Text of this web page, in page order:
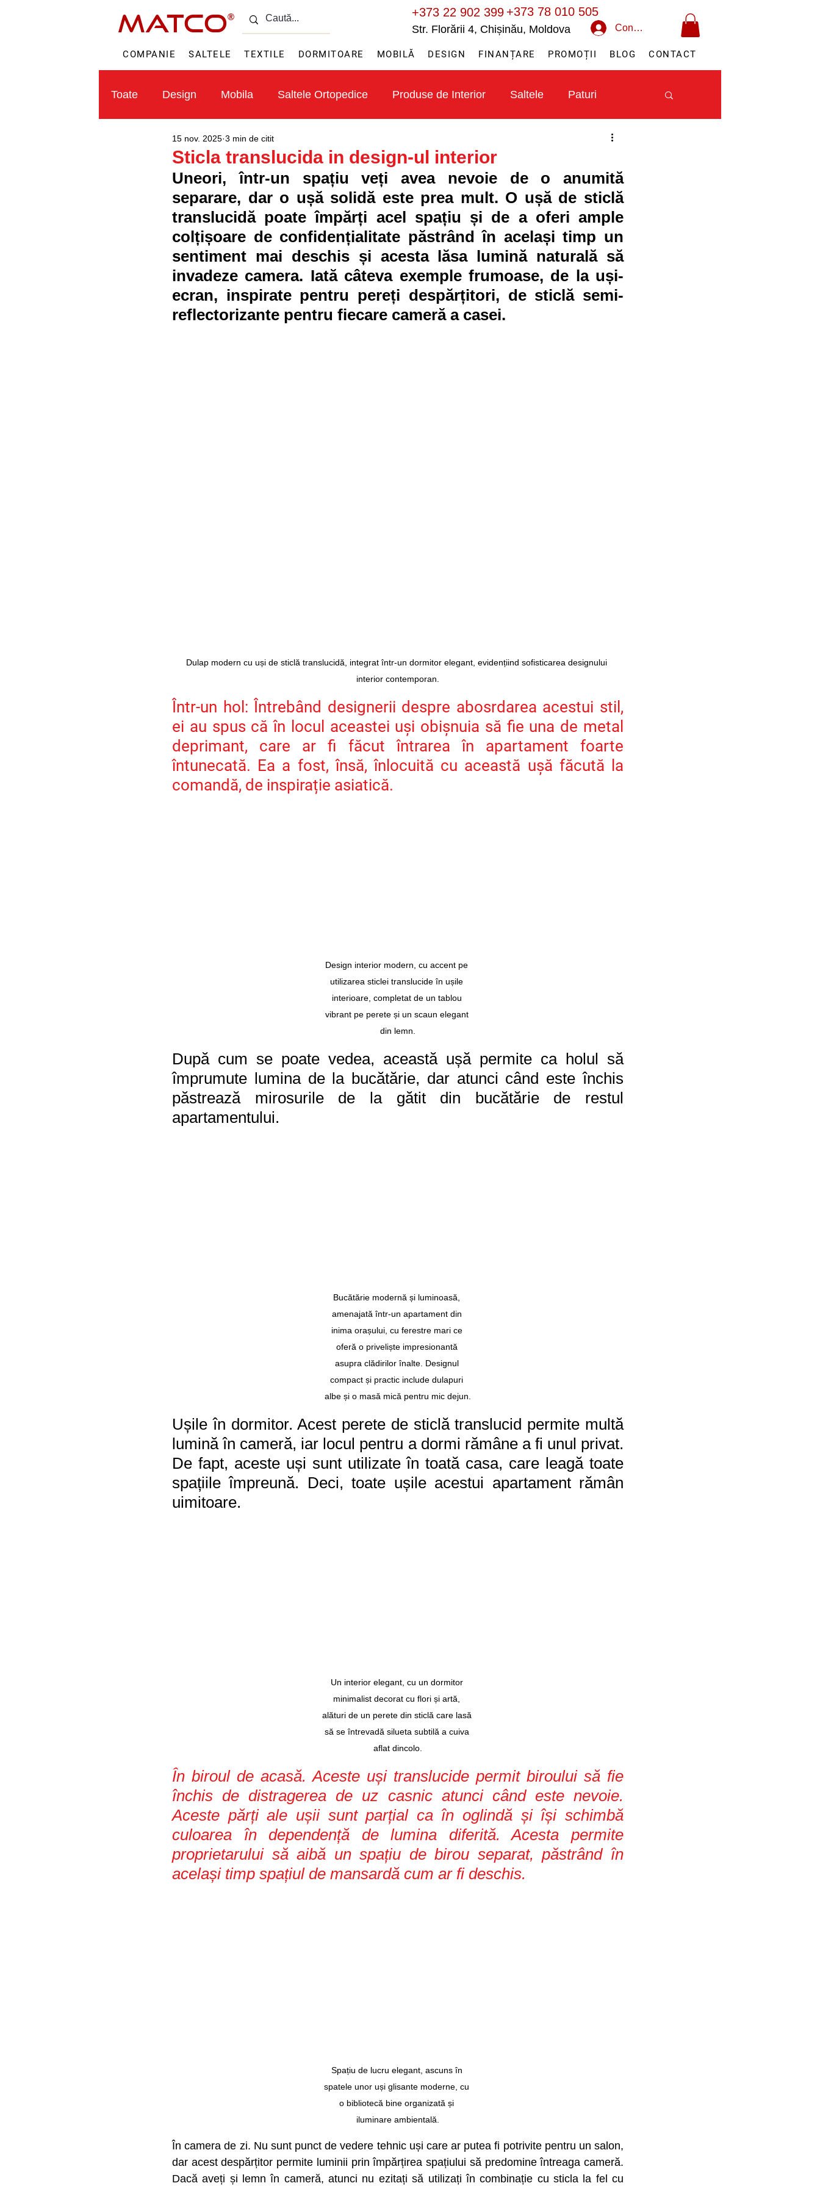
MATCO®
Str. Florării 4, Chișinău, Moldova Conectează-te
+373 22 902 399 +373 78 010 505
COMPANIE SALTELE TEXTILE DORMITOARE MOBILĂ DESIGN FINANȚARE PROMOȚII BLOG CONTACT
Toate Design Mobila Saltele Ortopedice Produse de Interior Saltele Paturi
Sticla translucida in design-ul interior
15 nov. 2025 3 min de citit
Uneori, într-un spațiu veți avea nevoie de o anumită
separare, dar o ușă solidă este prea mult. O ușă de sticlă
translucidă poate împărți acel spațiu și de a oferi ample
colțișoare de confidențialitate păstrând în același timp un
sentiment mai deschis și acesta lăsa lumină naturală să
invadeze camera. Iată câteva exemple frumoase, de la uși-
ecran, inspirate pentru pereți despărțitori, de sticlă semi-
reflectorizante pentru fiecare cameră a casei.
Dulap modern cu uși de sticlă translucidă, integrat într-un dormitor elegant, evidențiind sofisticarea designului
interior contemporan.
Într-un hol: Întrebând designerii despre abosrdarea acestui stil,
ei au spus că în locul aceastei uși obișnuia să fie una de metal
deprimant, care ar fi făcut întrarea în apartament foarte
întunecată. Ea a fost, însă, înlocuită cu această ușă făcută la
comandă, de inspirație asiatică.
Design interior modern, cu accent pe
utilizarea sticlei translucide în ușile
interioare, completat de un tablou
vibrant pe perete și un scaun elegant
din lemn.
După cum se poate vedea, această ușă permite ca holul să
împrumute lumina de la bucătărie, dar atunci când este închis
păstrează mirosurile de la gătit din bucătărie de restul
apartamentului.
Bucătărie modernă și luminoasă,
amenajată într-un apartament din
inima orașului, cu ferestre mari ce
oferă o priveliște impresionantă
asupra clădirilor înalte. Designul
compact și practic include dulapuri
albe și o masă mică pentru mic dejun.
Ușile în dormitor. Acest perete de sticlă translucid permite multă
lumină în cameră, iar locul pentru a dormi rămâne a fi unul privat.
De fapt, aceste uși sunt utilizate în toată casa, care leagă toate
spațiile împreună. Deci, toate ușile acestui apartament rămân
uimitoare.
Un interior elegant, cu un dormitor
minimalist decorat cu flori și artă,
alături de un perete din sticlă care lasă
să se întrevadă silueta subtilă a cuiva
aflat dincolo.
În biroul de acasă. Aceste uși translucide permit biroului să fie
închis de distragerea de uz casnic atunci când este nevoie.
Aceste părți ale ușii sunt parțial ca în oglindă și își schimbă
culoarea în dependență de lumina diferită. Acesta permite
proprietarului să aibă un spațiu de birou separat, păstrând în
același timp spațiul de mansardă cum ar fi deschis.
Spațiu de lucru elegant, ascuns în
spatele unor uși glisante moderne, cu
o bibliotecă bine organizată și
iluminare ambientală.
În camera de zi. Nu sunt punct de vedere tehnic uși care ar putea fi potrivite pentru un salon,
dar acest despărțitor permite luminii prin împărțirea spațiului să predomine întreaga cameră.
Dacă aveți și lemn în cameră, atunci nu ezitați să utilizați în combinație cu sticla la fel cu